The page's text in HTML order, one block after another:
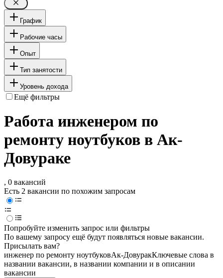
График
Рабочие часы
Опыт
Тип занятости
Уровень дохода
Ещё фильтры
Работа инженером по
ремонту ноутбуков в Ак-
Довураке
, 0 вакансий
Есть 2 вакансии по похожим запросам
Попробуйте изменить запрос или фильтры
По вашему запросу ещё будут появляться новые вакансии.
Присылать вам?
инженер по ремонту ноутбуковАк-ДовуракКлючевые слова в
названии вакансии, в названии компании и в описании
вакансии